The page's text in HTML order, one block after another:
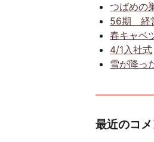
つばめの
56期 経
春キャベ
4/1入社式
雪が降っ
最近のコメ